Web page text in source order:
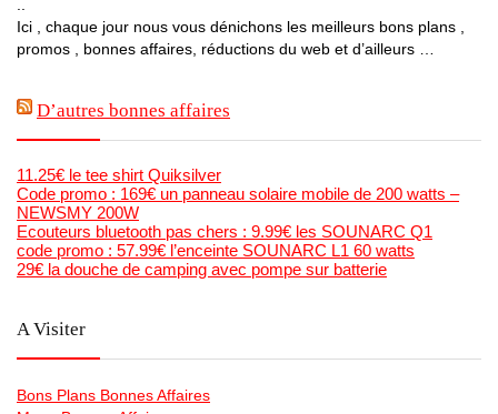
Ici , chaque jour nous vous dénichons les meilleurs bons plans ,
promos , bonnes affaires, réductions du web et d’ailleurs …
D’autres bonnes affaires
11.25€ le tee shirt Quiksilver
Code promo : 169€ un panneau solaire mobile de 200 watts –
NEWSMY 200W
Ecouteurs bluetooth pas chers : 9.99€ les SOUNARC Q1
code promo : 57.99€ l’enceinte SOUNARC L1 60 watts
29€ la douche de camping avec pompe sur batterie
A Visiter
Bons Plans Bonnes Affaires